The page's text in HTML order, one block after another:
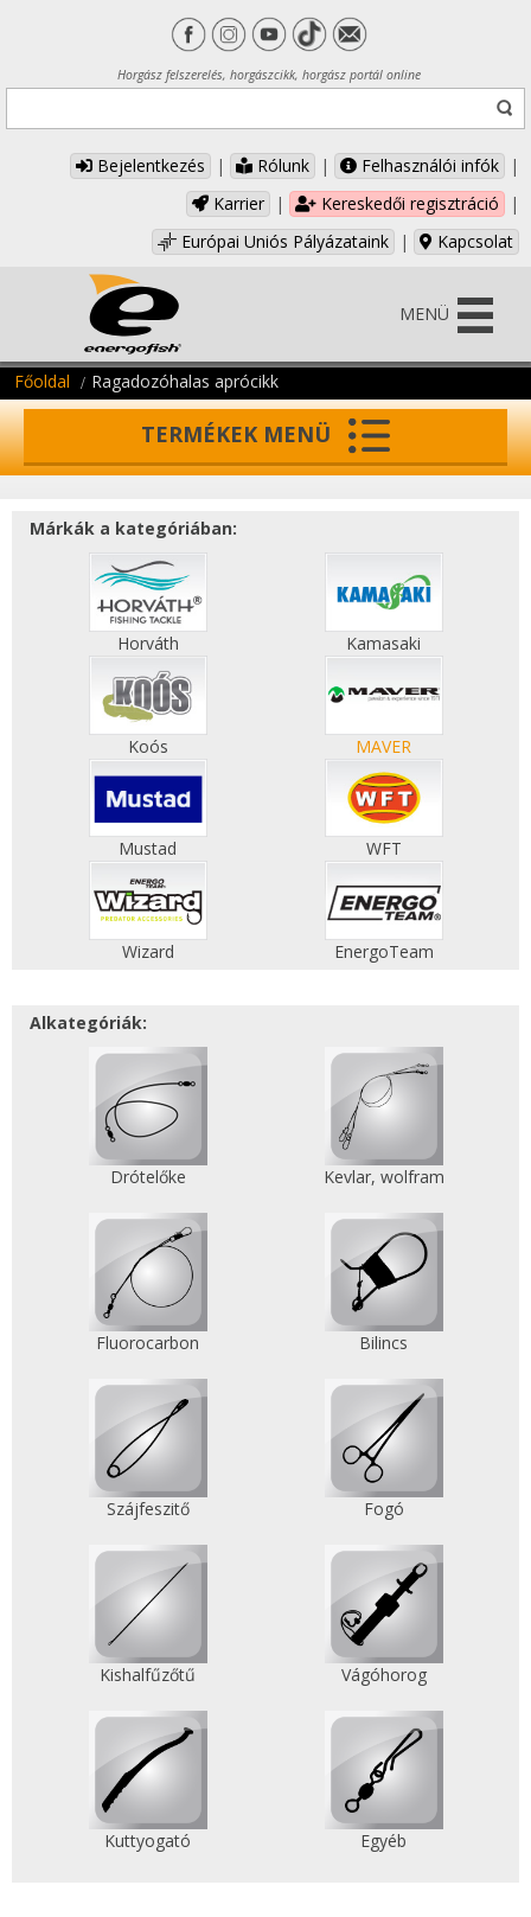
Horgász felszerelés, horgászcikk, horgász portál online
Bejelentkezés | Rólunk | Felhasználói infók
|
Karrier
| Kereskedői regisztráció
|
Európai Uniós Pályázataink
| Kapcsolat
MENÜ
Főoldal Ragadozóhalas aprócikk
TERMÉKEK MENÜ
Márkák a kategóriában:
Horváth Kamasaki
Koós MAVER
Mustad WFT
Wizard EnergoTeam
Alkategóriák:
Drótelőke Kevlar, wolfram
Fluorocarbon Bilincs
Szájfeszitő Fogó
Kishalfűzőtű Vágóhorog
Kuttyogató Egyéb